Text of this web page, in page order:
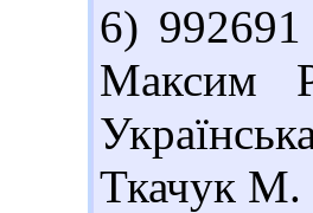
6)
Максим
Ткачук